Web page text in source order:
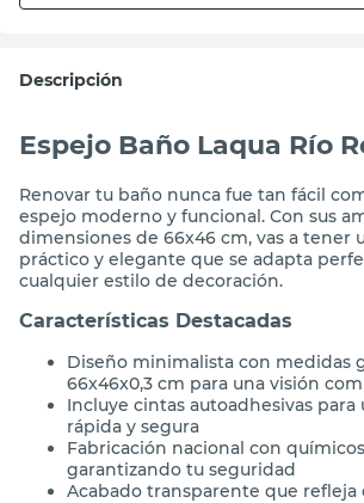
Descripción
Espejo Baño Laqua Río
Renovar tu baño nunca fue tan fácil
espejo moderno y funcional. Con sus
dimensiones de 66x46 cm, vas a tener
práctico y elegante que se adapta
cualquier estilo de decoración.
Características Destacadas
Diseño minimalista con medidas
66x46x0,3 cm para una visión
Incluye cintas autoadhesivas para
rápida y segura
Fabricación nacional con
garantizando tu seguridad
Acabado transparente que